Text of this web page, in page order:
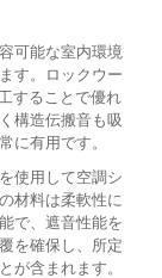
可能な室内環境
す。ロックウー
することで優れ
構造伝搬音も吸
に有用です。
使用して空調シ
材料は柔軟性に
で、遮音性能を
を確保し、所定
が含まれます。